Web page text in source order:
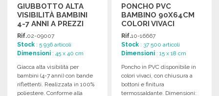
GIUBBOTTO ALTA
VISIBILITÀ BAMBINI
4-7 ANNI A PREZZI
ALL'INGROSSO
Rif.02-09007
Stock : 5 936 articoli
Dimensioni : 45 x 40 cm
Giacca alta visibilità per
bambini (4-7 anni) con bande
riflettenti. Realizzata in 100%
poliestere. Conforme alla
PONCHO PVC
BAMBINO 90X64CM
COLORI VIVACI
Rif.10-16667
Stock : 37 500 articoli
Dimensioni : 15 x 18 cm
Poncho in PVC disponibile in
colori vivaci, con chiusura a
bottoni e finitura
termossaldante. Dimensioni: